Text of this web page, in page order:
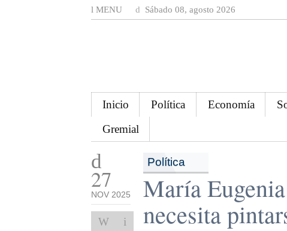
MENU Sábado 08, agosto 2026
Inicio Política Economía
Gremial
27
NOV 2025
Política
María
necesita